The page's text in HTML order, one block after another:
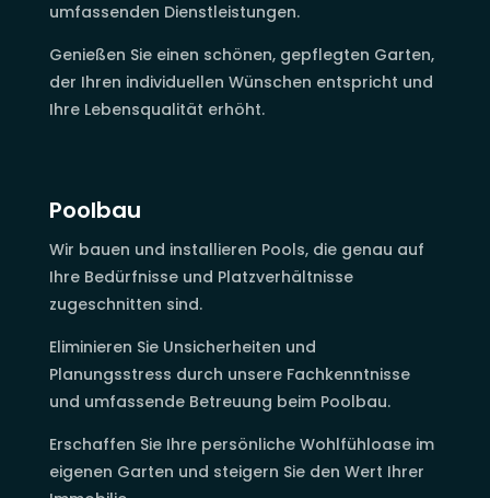
umfassenden Dienstleistungen.
Genießen Sie einen schönen, gepflegten Garten,
der Ihren individuellen Wünschen entspricht und
Ihre Lebensqualität erhöht.
Poolbau
Wir bauen und installieren Pools, die genau auf
Ihre Bedürfnisse und Platzverhältnisse
zugeschnitten sind.
Eliminieren Sie Unsicherheiten und
Planungsstress durch unsere Fachkenntnisse
und umfassende Betreuung beim Poolbau.
Erschaffen Sie Ihre persönliche Wohlfühloase im
eigenen Garten und steigern Sie den Wert Ihrer